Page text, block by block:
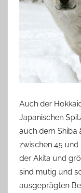
Auch der
Japanischen
auch dem Shiba
zwischen 45 und
der Akita und
sind mutig und
ausgeprägten